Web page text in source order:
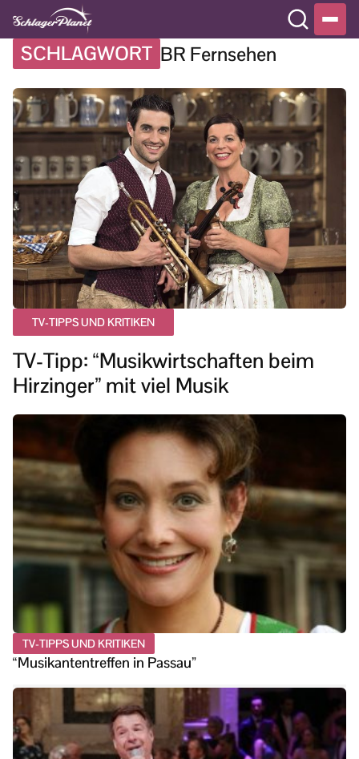
SCHLAGWORT BR Fernsehen
TV-TIPPS UND KRITIKEN
TV-Tipp: “Musikwirtschaften beim
Hirzinger” mit viel Musik
TV-TIPPS UND KRITIKEN
“Musikantentreffen in Passau”